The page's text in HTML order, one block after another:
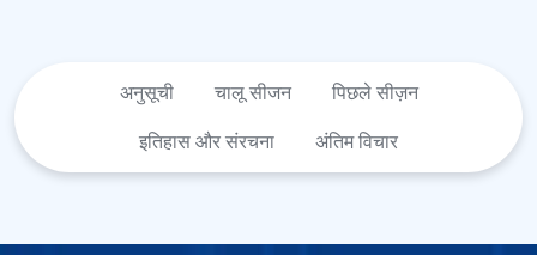
अनुसूची चालू सीजन
पिछले सीज़न
इतिहास औरसंरचना अंतिम विचार